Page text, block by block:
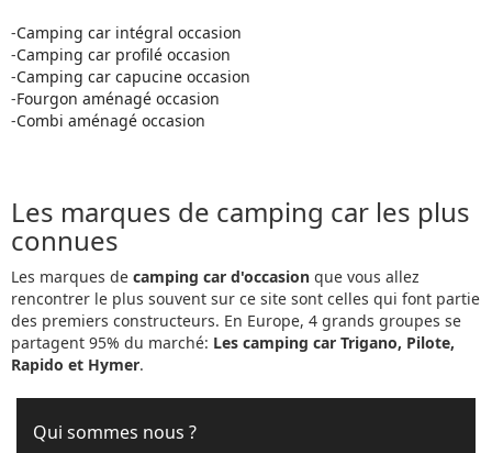
-Camping car intégral occasion
-Camping car profilé occasion
-Camping car capucine occasion
-Fourgon aménagé occasion
-Combi aménagé occasion
Les marques de camping car les plus
connues
Les marques de camping car d'occasion que vous allez
rencontrer le plus souvent sur ce site sont celles qui font partie
des premiers constructeurs. En Europe, 4 grands groupes se
partagent 95% du marché: Les camping car Trigano, Pilote,
Rapido et Hymer.
Qui sommes nous ?